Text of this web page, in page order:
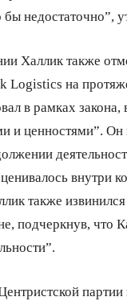
недостаточно”,
Халлик также
Logistics на
в рамках закона,
и ценностями”. Он
внутри
также
подчеркнув, что
партии